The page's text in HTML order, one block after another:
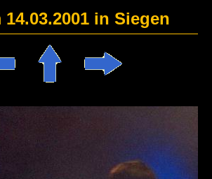
14.03.2001 in Siegen